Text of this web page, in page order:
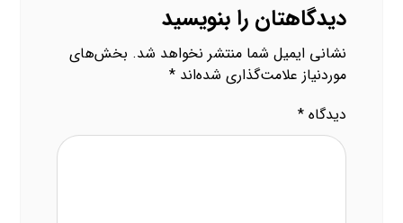
دیدگاهتان را بنویسید
نشانی ایمیل شما منتشر نخواهد شد. بخش‌های
موردنیاز علامت‌گذاری شده‌اند*
دیدگاه*